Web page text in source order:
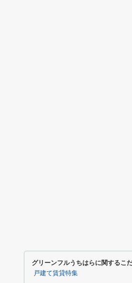
グリーンフルうちはらに関するこ
戸建て賃貸特集